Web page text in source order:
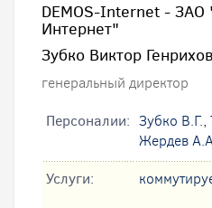
DEMOS-Internet -
Интернет"
Зубко Виктор
генеральный директор
Персоналии: Зубко В.Г.,
Жердев
Услуги: